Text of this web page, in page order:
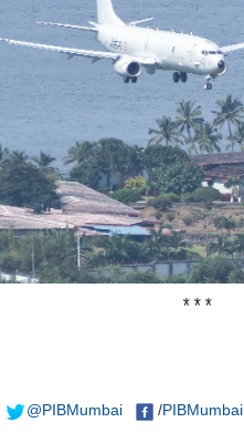
***
@PIBMumbai /PIBMumbai